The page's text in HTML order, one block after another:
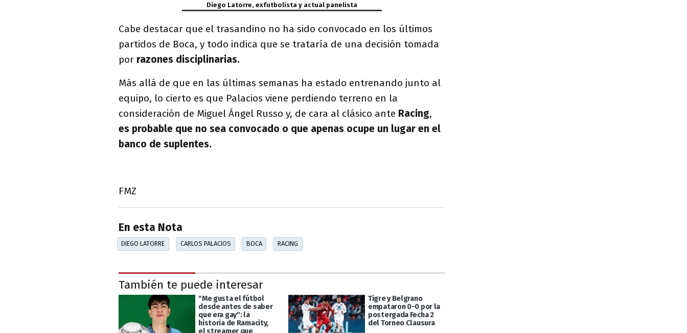
Diego Latorre, exfutbolista y actual panelista
Cabe destacar que el trasandino no ha sido convocado en los últimos
partidos de Boca, y todo indica que se trataría de una decisión tomada
por razones disciplinarias.
Más allá de que en las últimas semanas ha estado entrenando junto al
equipo, lo cierto es que Palacios viene perdiendo terreno en la
consideración de Miguel Ángel Russo y, de cara al clásico ante Racing,
es probable que no sea convocado o que apenas ocupe un lugar en el
banco de suplentes.
FMZ
En esta Nota
DIEGO LATORRE CARLOS PALACIOS BOCA RACING
También te puede interesar
"Me gusta el fútbol
desde antes de saber
que era gay": la
historia de Ramacity,
el streamer que
Tigre y Belgrano
empataron 0-0 por la
postergada Fecha 2
del Torneo Clausura